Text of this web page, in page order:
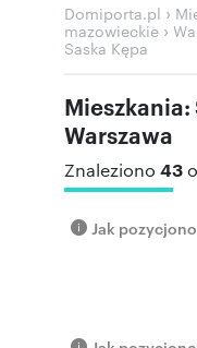
Domiporta.pl ›
mazowieckie ›
Saska Kępa
Mieszkania:
Warszawa
Znaleziono 43
Jak